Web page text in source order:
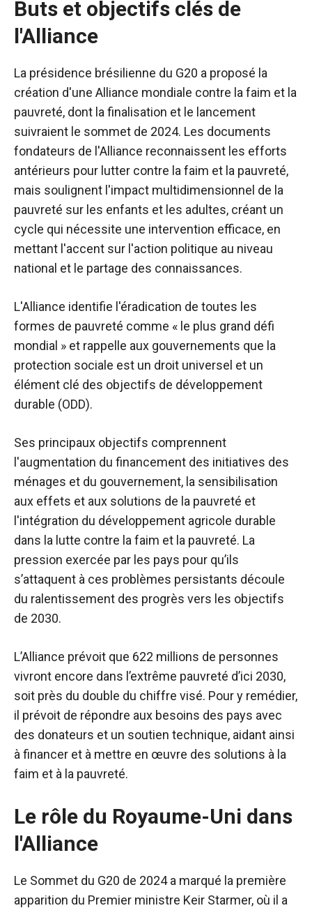
Buts et objectifs clés de
l'Alliance
La présidence brésilienne du G20 a proposé la
création d'une Alliance mondiale contre la faim et la
pauvreté, dont la finalisation et le lancement
suivraient le sommet de 2024. Les documents
fondateurs de l'Alliance reconnaissent les efforts
antérieurs pour lutter contre la faim et la pauvreté,
mais soulignent l'impact multidimensionnel de la
pauvreté sur les enfants et les adultes, créant un
cycle qui nécessite une intervention efficace, en
mettant l'accent sur l'action politique au niveau
national et le partage des connaissances.
L'Alliance identifie l'éradication de toutes les
formes de pauvreté comme « le plus grand défi
mondial » et rappelle aux gouvernements que la
protection sociale est un droit universel et un
élément clé des objectifs de développement
durable (ODD).
Ses principaux objectifs comprennent
l'augmentation du financement des initiatives des
ménages et du gouvernement, la sensibilisation
aux effets et aux solutions de la pauvreté et
l'intégration du développement agricole durable
dans la lutte contre la faim et la pauvreté. La
pression exercée par les pays pour qu’ils
s’attaquent à ces problèmes persistants découle
du ralentissement des progrès vers les objectifs
de 2030.
L’Alliance prévoit que 622 millions de personnes
vivront encore dans l’extrême pauvreté d’ici 2030,
soit près du double du chiffre visé. Pour y remédier,
il prévoit de répondre aux besoins des pays avec
des donateurs et un soutien technique, aidant ainsi
à financer et à mettre en œuvre des solutions à la
faim et à la pauvreté.
Le rôle du Royaume-Uni dans
l'Alliance
Le Sommet du G20 de 2024 a marqué la première
apparition du Premier ministre Keir Starmer, où il a